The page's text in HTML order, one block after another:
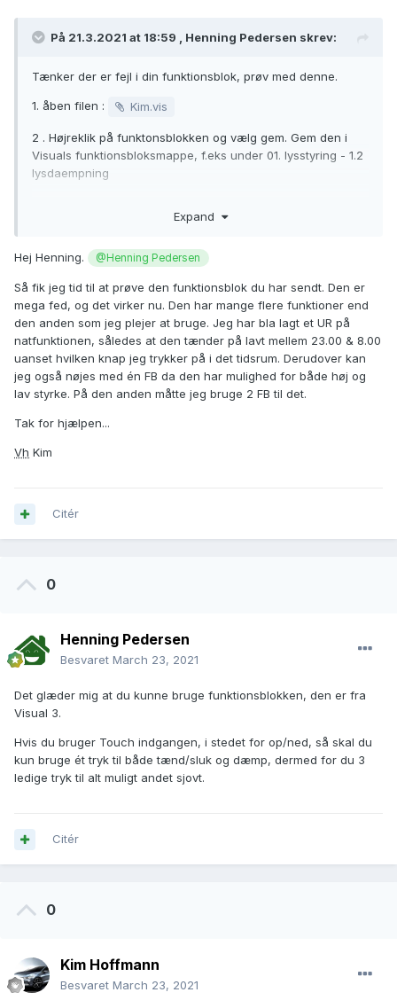
På 21.3.2021 at 18:59 , Henning Pedersen skrev:
Tænker der er fejl i din funktionsblok, prøv med denne.
1. åben filen : Kim.vis
2 . Højreklik på funktonsblokken og vælg gem. Gem den i
Visuals funktionsbloksmappe, f.eks under 01. lysstyring - 1.2
lysdaempning
Expand
Hej Henning. @Henning Pedersen
Så fik jeg tid til at prøve den funktionsblok du har sendt. Den er
mega fed, og det virker nu. Den har mange flere funktioner end
den anden som jeg plejer at bruge. Jeg har bla lagt et UR på
natfunktionen, således at den tænder på lavt mellem 23.00 & 8.00
uanset hvilken knap jeg trykker på i det tidsrum. Derudover kan
jeg også nøjes med én FB da den har mulighed for både høj og
lav styrke. På den anden måtte jeg bruge 2 FB til det.
Tak for hjælpen...
Vh Kim
Citér
0
Henning Pedersen
Besvaret March 23, 2021
Det glæder mig at du kunne bruge funktionsblokken, den er fra
Visual 3.
Hvis du bruger Touch indgangen, i stedet for op/ned, så skal du
kun bruge ét tryk til både tænd/sluk og dæmp, dermed for du 3
ledige tryk til alt muligt andet sjovt.
Citér
0
Kim Hoffmann
Besvaret March 23, 2021